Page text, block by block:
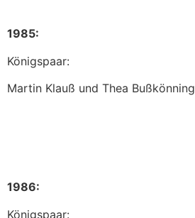
1985:
Königspaar:
Martin Klauß und Thea Bußkönning
1986:
Königspaar: